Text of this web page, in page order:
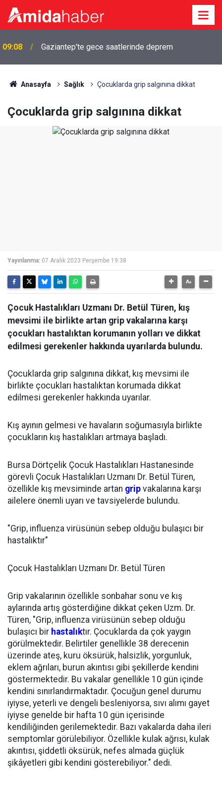
09:08 Gaziantep'te gece saatlerinde deprem
Anasayfa Sağlık Çocuklarda grip salgınına dikkat
Çocuklarda grip salgınına dikkat
Yayınlanma: 07 Aralık 2023 Perşembe 19:38
Çocuk Hastalıkları Uzmanı Dr. Betül Türen, kış
mevsimi ile birlikte artan grip vakalarına karşı
çocukları hastalıktan korumanın yolları ve dikkat
edilmesi gerekenler hakkında uyarılarda bulundu.
Çocuklarda grip salgınına dikkat, kış mevsimi ile
birlikte çocukları hastalıktan korumada dikkat
edilmesi gerekenler hakkında uyarılar.
Kış ayının gelmesi ve havaların soğumasıyla birlikte
çocukların kış hastalıkları artmaya başladı.
Bursa Dörtçelik Çocuk Hastalıkları Hastanesinde
görevli Çocuk Hastalıkları Uzmanı Dr. Betül Türen,
özellikle kış mevsiminde artan grip vakalarına karşı
ailelere önemli uyarı ve tavsiyelerde bulundu.
"Grip, influenza virüsünün sebep olduğu bulaşıcı bir
hastalıktır"
Çocuk Hastalıkları Uzmanı Dr. Betül Türen
Grip vakalarının özellikle sonbahar sonu ve kış
aylarında artış gösterdiğine dikkat çeken Uzm. Dr.
Türen, "Grip, influenza virüsünün sebep olduğu
bulaşıcı bir hastalıktır. Çocuklarda da çok yaygın
görülmektedir. Belirtiler genellikle 38 derecenin
üzerinde ateş, kuru öksürük, halsizlik, yorgunluk,
eklem ağrıları, burun akıntısı gibi şekillerde kendini
göstermektedir. Bu vakalar genellikle 10 gün içinde
kendini sınırlandırmaktadır. Çocuğun genel durumu
iyiyse, yeterli ve dengeli besleniyorsa, sıvı alımı gayet
iyiyse genelde bir hafta 10 gün içerisinde
kendiliğinden gerilemektedir. Bazı vakalarda daha ileri
semptomlar görülebiliyor. Özellikle kulak ağrısı, kulak
akıntısı, şiddetli öksürük, nefes almada güçlük
şikâyetleri gibi kendini gösterebiliyor." dedi.